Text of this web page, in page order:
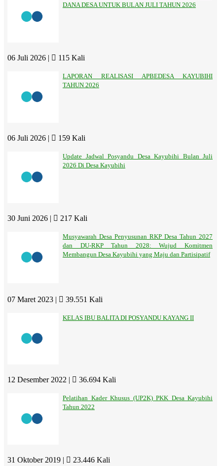
DANA DESA UNTUK BULAN JULI TAHUN 2026
06 Juli 2026 | 115 Kali
LAPORAN REALISASI APBEDESA KAYUBIHI
TAHUN 2026
06 Juli 2026 | 159 Kali
Update Jadwal Posyandu Desa Kayubihi Bulan Juli
2026 Di Desa Kayubihi
30 Juni 2026 | 217 Kali
Musyawarah Desa Penyusunan RKP Desa Tahun 2027
dan DU-RKP Tahun 2028: Wujud Komitmen
Membangun Desa Kayubihi yang Maju dan Partisipatif
07 Maret 2023 | 39.551 Kali
KELAS IBU BALITA DI POSYANDU KAYANG II
12 Desember 2022 | 36.694 Kali
Pelatihan Kader Khusus (UP2K) PKK Desa Kayubihi
Tahun 2022
31 Oktober 2019 | 23.446 Kali